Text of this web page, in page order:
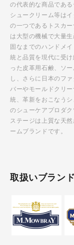
の代表的な商品であ
シュークリーム等は
の一つであるトスカ
は大型の機械で大量
固なまでのハンドメ
統と品質を現代に受
った皮革用石鹸、ソ
し、さらに日本のフ
バーやモールドクリ
統、革新をおこなう
のシューケアプロダ
ステージは上質な天
ームブランドです。
取扱いブラン